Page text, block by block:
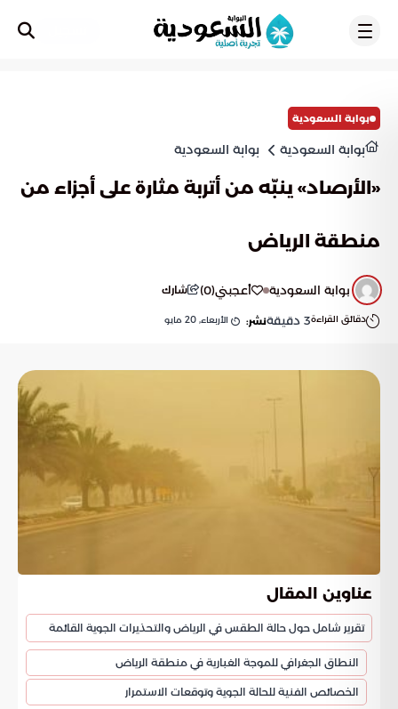
بوابة السعودية
بوابة السعودية بوابة السعودية
«الأرصاد» ينبّه من أتربة مثارة على أجزاء من
منطقة الرياض
بوابة السعودية أعجبني(
0
) شارك
دقائق القراءة3 دقيقةنشر: الأربعاء, 20 مايو
عناوين المقال
تقرير شامل حول حالة الطقس في الرياض والتحذيرات الجوية القائمة
النطاق الجغرافي للموجة الغبارية في منطقة الرياض
الخصائص الفنية للحالة الجوية وتوقعات الاستمرار